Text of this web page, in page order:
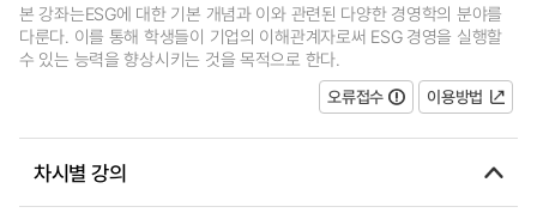
본 강좌는ESG에 대한 기본 개념과 이와 관련된 다양한 경영학의 분야를
다룬다. 이를 통해 학생들이 기업의 이해관계자로써 ESG 경영을 실행할
수 있는 능력을 향상시키는 것을 목적으로 한다.
오류접수
이용방법
차시별 강의